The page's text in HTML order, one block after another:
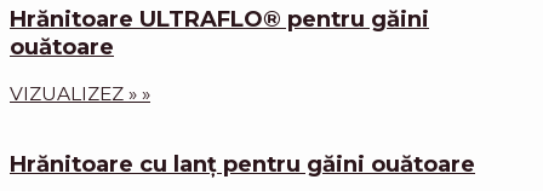
Hrănitoare ULTRAFLO® pentru găini
ouătoare
VIZUALIZEZ » »
Hrănitoare cu lanț pentru găini ouătoare